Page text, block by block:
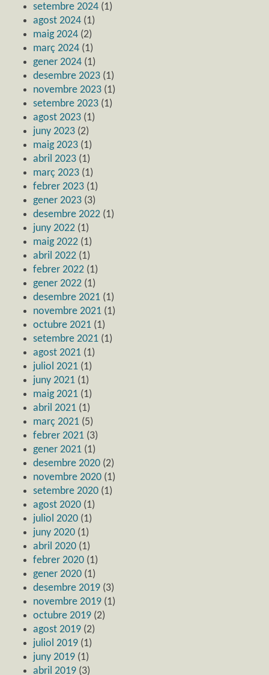
setembre 2024 (1)
agost 2024 (1)
maig 2024 (2)
març 2024 (1)
gener 2024 (1)
desembre 2023 (1)
novembre 2023 (1)
setembre 2023 (1)
agost 2023 (1)
juny 2023 (2)
maig 2023 (1)
abril 2023 (1)
març 2023 (1)
febrer 2023 (1)
gener 2023 (3)
desembre 2022 (1)
juny 2022 (1)
maig 2022 (1)
abril 2022 (1)
febrer 2022 (1)
gener 2022 (1)
desembre 2021 (1)
novembre 2021 (1)
octubre 2021 (1)
setembre 2021 (1)
agost 2021 (1)
juliol 2021 (1)
juny 2021 (1)
maig 2021 (1)
abril 2021 (1)
març 2021 (5)
febrer 2021 (3)
gener 2021 (1)
desembre 2020 (2)
novembre 2020 (1)
setembre 2020 (1)
agost 2020 (1)
juliol 2020 (1)
juny 2020 (1)
abril 2020 (1)
febrer 2020 (1)
gener 2020 (1)
desembre 2019 (3)
novembre 2019 (1)
octubre 2019 (2)
agost 2019 (2)
juliol 2019 (1)
juny 2019 (1)
abril 2019 (3)